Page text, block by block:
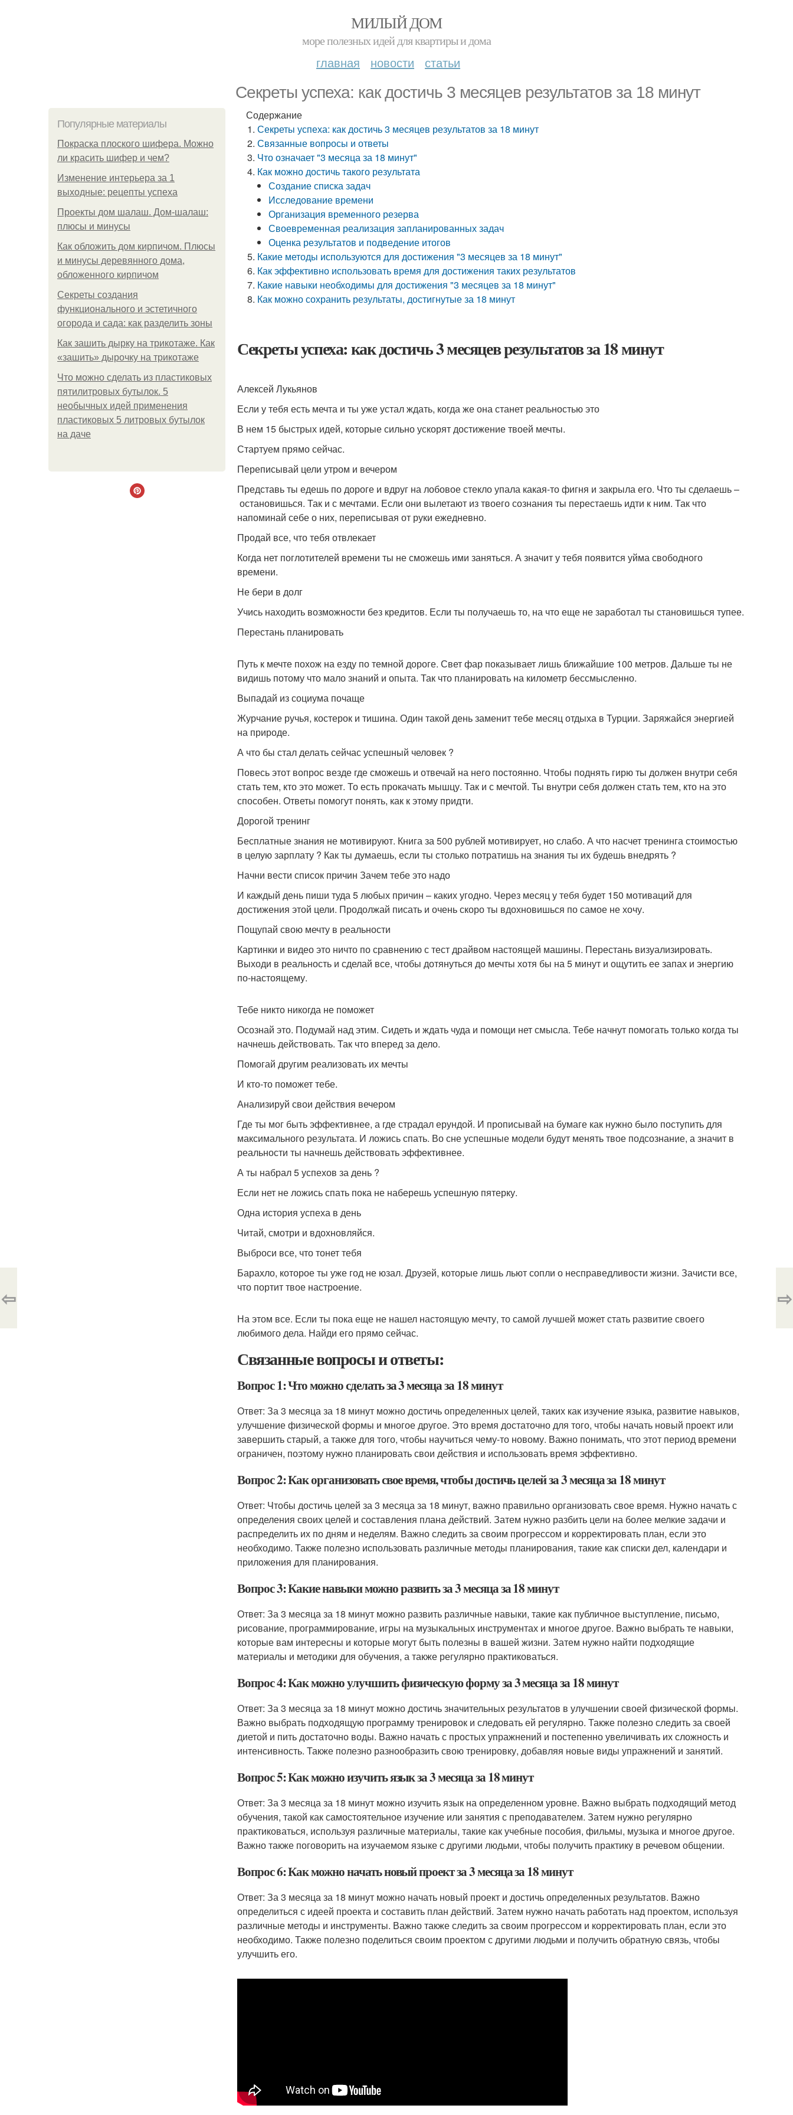
МИЛЫЙ ДОМ
море полезных идей для квартиры и дома
главная новости статьи
Секреты успеха: как достичь 3 месяцев результатов за 18 минут
Популярные материалы
Покраска плоского шифера. Можно
ли красить шифер и чем?
Изменение интерьера за 1
выходные: рецепты успеха
Проекты дом шалаш. Дом-шалаш:
плюсы и минусы
Как обложить дом кирпичом. Плюсы
и минусы деревянного дома,
обложенного кирпичом
Секреты создания
функционального и эстетичного
огорода и сада: как разделить зоны
Как зашить дырку на трикотаже. Как
«зашить» дырочку на трикотаже
Что можно сделать из пластиковых
пятилитровых бутылок. 5
необычных идей применения
пластиковых 5 литровых бутылок
на даче
Содержание
Секреты успеха: как достичь 3 месяцев результатов за 18 минут
Связанные вопросы и ответы
Что означает "3 месяца за 18 минут"
Как можно достичь такого результата
Создание списка задач
Исследование времени
Организация временного резерва
Своевременная реализация запланированных задач
Оценка результатов и подведение итогов
Какие методы используются для достижения "3 месяцев за 18 минут"
Как эффективно использовать время для достижения таких результатов
Какие навыки необходимы для достижения "3 месяцев за 18 минут"
Как можно сохранить результаты, достигнутые за 18 минут
Секреты успеха: как достичь 3 месяцев результатов за 18 минут
Алексей Лукьянов
Если у тебя есть мечта и ты уже устал ждать, когда же она станет реальностью это
В нем 15 быстрых идей, которые сильно ускорят достижение твоей мечты.
Стартуем прямо сейчас.
Переписывай цели утром и вечером
Представь ты едешь по дороге и вдруг на лобовое стекло упала какая-то фигня и закрыла его. Что ты сделаешь –
остановишься. Так и с мечтами. Если они вылетают из твоего сознания ты перестаешь идти к ним. Так что
напоминай себе о них, переписывая от руки ежедневно.
Продай все, что тебя отвлекает
Когда нет поглотителей времени ты не сможешь ими заняться. А значит у тебя появится уйма свободного
времени.
Не бери в долг
Учись находить возможности без кредитов. Если ты получаешь то, на что еще не заработал ты становишься тупее.
Перестань планировать
Путь к мечте похож на езду по темной дороге. Свет фар показывает лишь ближайшие 100 метров. Дальше ты не
видишь потому что мало знаний и опыта. Так что планировать на километр бессмысленно.
Выпадай из социума почаще
Журчание ручья, костерок и тишина. Один такой день заменит тебе месяц отдыха в Турции. Заряжайся энергией
на природе.
А что бы стал делать сейчас успешный человек ?
Повесь этот вопрос везде где сможешь и отвечай на него постоянно. Чтобы поднять гирю ты должен внутри себя
стать тем, кто это может. То есть прокачать мышцу. Так и с мечтой. Ты внутри себя должен стать тем, кто на это
способен. Ответы помогут понять, как к этому придти.
Дорогой тренинг
Бесплатные знания не мотивируют. Книга за 500 рублей мотивирует, но слабо. А что насчет тренинга стоимостью
в целую зарплату ? Как ты думаешь, если ты столько потратишь на знания ты их будешь внедрять ?
Начни вести список причин Зачем тебе это надо
И каждый день пиши туда 5 любых причин – каких угодно. Через месяц у тебя будет 150 мотиваций для
достижения этой цели. Продолжай писать и очень скоро ты вдохновишься по самое не хочу.
Пощупай свою мечту в реальности
Картинки и видео это ничто по сравнению с тест драйвом настоящей машины. Перестань визуализировать.
Выходи в реальность и сделай все, чтобы дотянуться до мечты хотя бы на 5 минут и ощутить ее запах и энергию
по-настоящему.
Тебе никто никогда не поможет
Осознай это. Подумай над этим. Сидеть и ждать чуда и помощи нет смысла. Тебе начнут помогать только когда ты
начнешь действовать. Так что вперед за дело.
Помогай другим реализовать их мечты
И кто-то поможет тебе.
Анализируй свои действия вечером
Где ты мог быть эффективнее, а где страдал ерундой. И прописывай на бумаге как нужно было поступить для
максимального результата. И ложись спать. Во сне успешные модели будут менять твое подсознание, а значит в
реальности ты начнешь действовать эффективнее.
А ты набрал 5 успехов за день ?
Если нет не ложись спать пока не наберешь успешную пятерку.
Одна история успеха в день
Читай, смотри и вдохновляйся.
Выброси все, что тонет тебя
Барахло, которое ты уже год не юзал. Друзей, которые лишь льют сопли о несправедливости жизни. Зачисти все,
что портит твое настроение.
На этом все. Если ты пока еще не нашел настоящую мечту, то самой лучшей может стать развитие своего
любимого дела. Найди его прямо сейчас.
Связанные вопросы и ответы:
Вопрос 1: Что можно сделать за 3 месяца за 18 минут
Ответ: За 3 месяца за 18 минут можно достичь определенных целей, таких как изучение языка, развитие навыков,
улучшение физической формы и многое другое. Это время достаточно для того, чтобы начать новый проект или
завершить старый, а также для того, чтобы научиться чему-то новому. Важно понимать, что этот период времени
ограничен, поэтому нужно планировать свои действия и использовать время эффективно.
Вопрос 2: Как организовать свое время, чтобы достичь целей за 3 месяца за 18 минут
Ответ: Чтобы достичь целей за 3 месяца за 18 минут, важно правильно организовать свое время. Нужно начать с
определения своих целей и составления плана действий. Затем нужно разбить цели на более мелкие задачи и
распределить их по дням и неделям. Важно следить за своим прогрессом и корректировать план, если это
необходимо. Также полезно использовать различные методы планирования, такие как списки дел, календари и
приложения для планирования.
Вопрос 3: Какие навыки можно развить за 3 месяца за 18 минут
Ответ: За 3 месяца за 18 минут можно развить различные навыки, такие как публичное выступление, письмо,
рисование, программирование, игры на музыкальных инструментах и многое другое. Важно выбрать те навыки,
которые вам интересны и которые могут быть полезны в вашей жизни. Затем нужно найти подходящие
материалы и методики для обучения, а также регулярно практиковаться.
Вопрос 4: Как можно улучшить физическую форму за 3 месяца за 18 минут
Ответ: За 3 месяца за 18 минут можно достичь значительных результатов в улучшении своей физической формы.
Важно выбрать подходящую программу тренировок и следовать ей регулярно. Также полезно следить за своей
диетой и пить достаточно воды. Важно начать с простых упражнений и постепенно увеличивать их сложность и
интенсивность. Также полезно разнообразить свою тренировку, добавляя новые виды упражнений и занятий.
Вопрос 5: Как можно изучить язык за 3 месяца за 18 минут
Ответ: За 3 месяца за 18 минут можно изучить язык на определенном уровне. Важно выбрать подходящий метод
обучения, такой как самостоятельное изучение или занятия с преподавателем. Затем нужно регулярно
практиковаться, используя различные материалы, такие как учебные пособия, фильмы, музыка и многое другое.
Важно также поговорить на изучаемом языке с другими людьми, чтобы получить практику в речевом общении.
Вопрос 6: Как можно начать новый проект за 3 месяца за 18 минут
Ответ: За 3 месяца за 18 минут можно начать новый проект и достичь определенных результатов. Важно
определиться с идеей проекта и составить план действий. Затем нужно начать работать над проектом, используя
различные методы и инструменты. Важно также следить за своим прогрессом и корректировать план, если это
необходимо. Также полезно поделиться своим проектом с другими людьми и получить обратную связь, чтобы
улучшить его.
⇦ ⇨